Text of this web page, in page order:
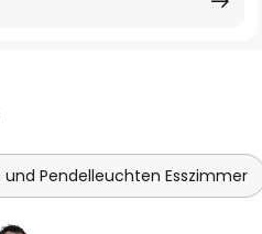
Pendelleuchten Esszimmer